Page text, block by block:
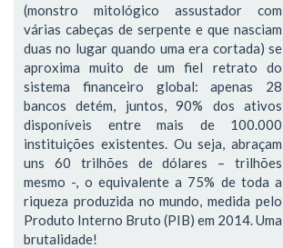
(monstro mitológico assustador com
várias cabeças de serpente e que nasciam
duas no lugar quando uma era cortada) se
aproxima muito de um fiel retrato do
sistema financeiro global: apenas 28
bancos detém, juntos, 90% dos ativos
disponíveis entre mais de 100.000
instituições existentes. Ou seja, abraçam
uns 60 trilhões de dólares – trilhões
mesmo -, o equivalente a 75% de toda a
riqueza produzida no mundo, medida pelo
Produto Interno Bruto (PIB) em 2014. Uma
brutalidade!